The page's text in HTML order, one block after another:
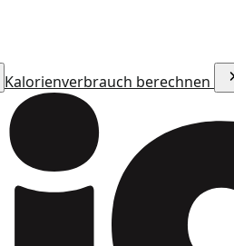
Kalorienverbrauch berechnen